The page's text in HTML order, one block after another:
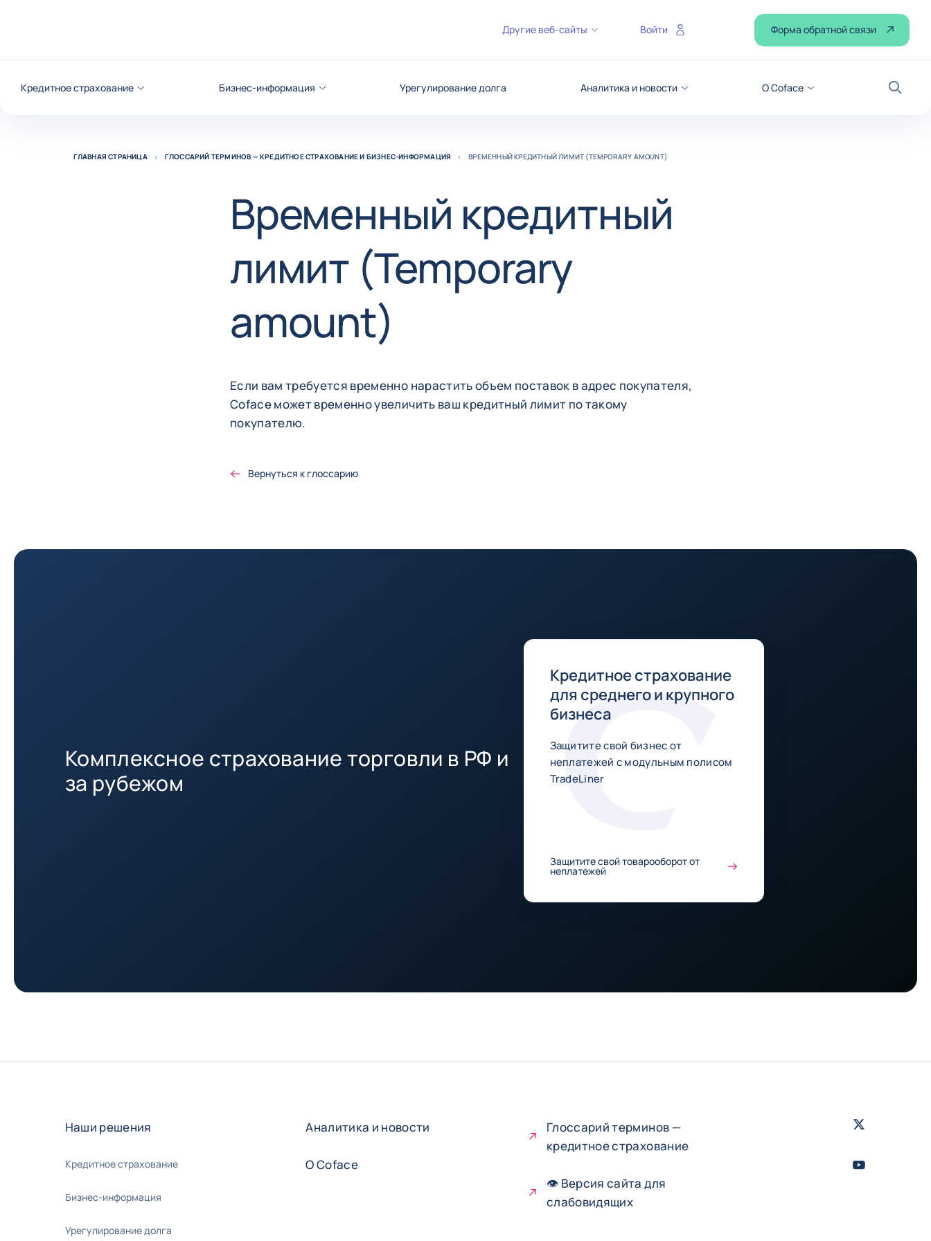
Кредитное страхование Бизнес-информация Урегулирование долга Аналитика и новости О Coface
Поиск
Другие веб-сайты Войти Форма обратной связи
ГЛАВНАЯ СТРАНИЦА ГЛОССАРИЙ ТЕРМИНОВ — КРЕДИТНОЕ СТРАХОВАНИЕ И БИЗНЕС-ИНФОРМАЦИЯ ВРЕМЕННЫЙ КРЕДИТНЫЙ ЛИМИТ (TEMPORARY AMOUNT)
Временный кредитный
лимит (Temporary
amount)
Если вам требуется временно нарастить объем поставок в адрес покупателя,
Coface может временно увеличить ваш кредитный лимит по такому
покупателю.
Вернуться к глоссарию
Комплексное страхование торговли в РФ и
за рубежом
Кредитное страхование
для среднего и крупного
бизнеса
Защитите свой бизнес от
неплатежей с модульным полисом
TradeLiner
Защитите свой товарооборот от
неплатежей
Наши решения
Кредитное страхование
Бизнес-информация
Урегулирование долга
Аналитика и новости
О Coface
Глоссарий терминов —
кредитное страхование
👁 Версия сайта для
слабовидящих
Twitter
Youtube